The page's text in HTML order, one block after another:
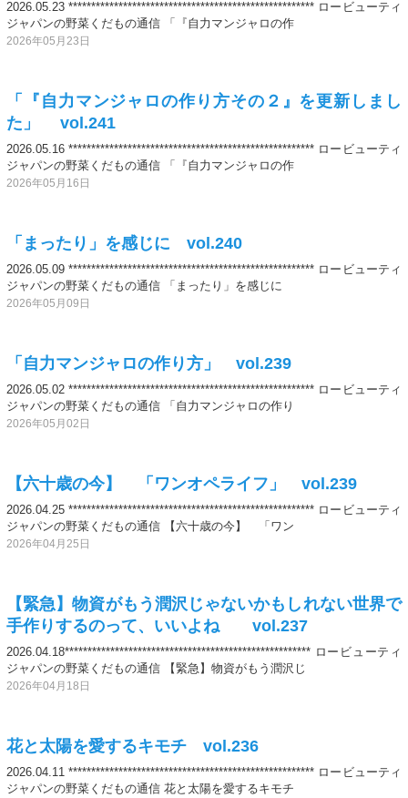
2026.05.23 ****************************************************** ロービューティ
ジャパンの野菜くだもの通信 「『自力マンジャロの作
2026年05月23日
「『自力マンジャロの作り方その２』を更新しまし
た」 vol.241
2026.05.16 ****************************************************** ロービューティ
ジャパンの野菜くだもの通信 「『自力マンジャロの作
2026年05月16日
「まったり」を感じに vol.240
2026.05.09 ****************************************************** ロービューティ
ジャパンの野菜くだもの通信 「まったり」を感じに
2026年05月09日
「自力マンジャロの作り方」 vol.239
2026.05.02 ****************************************************** ロービューティ
ジャパンの野菜くだもの通信 「自力マンジャロの作り
2026年05月02日
【六十歳の今】 「ワンオペライフ」 vol.239
2026.04.25 ****************************************************** ロービューティ
ジャパンの野菜くだもの通信 【六十歳の今】 「ワン
2026年04月25日
【緊急】物資がもう潤沢じゃないかもしれない世界で
手作りするのって、いいよね vol.237
2026.04.18****************************************************** ロービューティ
ジャパンの野菜くだもの通信 【緊急】物資がもう潤沢じ
2026年04月18日
花と太陽を愛するキモチ vol.236
2026.04.11 ****************************************************** ロービューティ
ジャパンの野菜くだもの通信 花と太陽を愛するキモチ